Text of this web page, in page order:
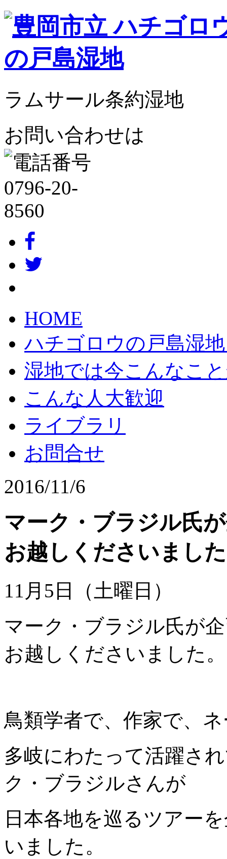
ラムサール条約湿地
お問い合わせは
HOME
ハチゴロウの戸島湿
湿地では今こんなこ
こんな人大歓迎
ライブラリ
お問合せ
2016/11/6
マーク・ブラジル氏
お越しくださいまし
11月5日（土曜日）
マーク・ブラジル氏が
お越しくださいました。
鳥類学者で、作家で、
多岐にわたって活躍さ
ク・ブラジルさんが
日本各地を巡るツアー
いました。